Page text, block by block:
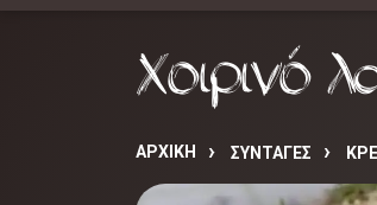
Χοιρινό
ΑΡΧΙΚΉ ΣΥΝΤΑΓΈΣ